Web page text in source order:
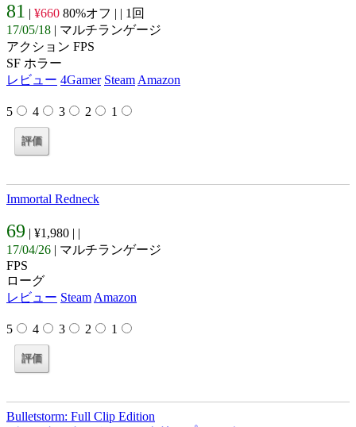
81 | ¥660 80%オフ | | 1回
17/05/18 | マルチランゲージ
アクション FPS
SF ホラー
レビュー 4Gamer Steam Amazon
5 4 3 2 1
Immortal Redneck
69 | ¥1,980 | |
17/04/26 | マルチランゲージ
FPS
ローグ
レビュー Steam Amazon
5 4 3 2 1
Bulletstorm: Full Clip Edition